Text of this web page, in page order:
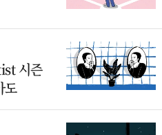
시즌
도